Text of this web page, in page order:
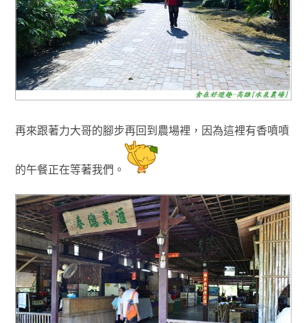
再來跟著力大哥的腳步再回到農場裡 ，因為這裡有香噴噴
的午餐正在等著我們 。